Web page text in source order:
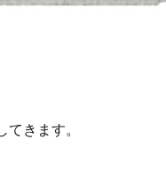
きます。